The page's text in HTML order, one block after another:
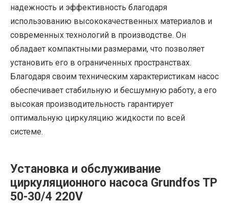
надежность и эффективность благодаря
использованию высококачественных материалов и
современных технологий в производстве. Он
обладает компактными размерами, что позволяет
установить его в ограниченных пространствах.
Благодаря своим техническим характеристикам насос
обеспечивает стабильную и бесшумную работу, а его
высокая производительность гарантирует
оптимальную циркуляцию жидкости по всей
системе.
Установка и обслуживание
циркуляционного насоса Grundfos TP
50-30/4 220V